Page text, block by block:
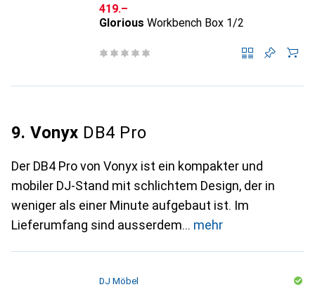
CHF
419.–
Glorious Workbench Box 1/2
9. Vonyx DB4 Pro
Der DB4 Pro von Vonyx ist ein kompakter und
mobiler DJ-Stand mit schlichtem Design, der in
weniger als einer Minute aufgebaut ist. Im
Lieferumfang sind ausserdem
mehr
DJ Möbel